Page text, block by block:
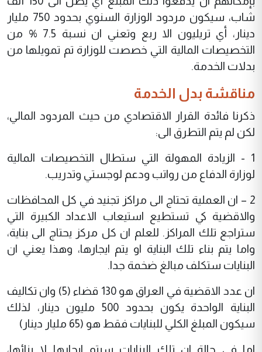
شاب، سيكون مردود الوزارة السنوي بحدود 750 مليار
دينار، أي تريليون الا ربع وتعني ان نسبة 7.5 % من
التخصيصات المالية التي خصصت للوزارة تم تمويلها من
بدلات الخدمة.
مناقشة بدل الخدمة
ذكرنا فائدة القرار الاقتصادي من حيث المردود المالي،
لكن لم يتم التطرق الى:
1 - الزيادة المهولة التي ستطال التخصيصات المالية
لوزارة الدفاع من رواتب ودعم لوجستي وتدريب.
2 – ان العملية تحتاج الى مراكز تجنيد في كل المحافظات
والاقضية كي تستطيع استيعاب الاعداد الكبيرة التي
ستراجع تلك المراكز. للعلم ان كل مركز يحتاج الى بناية،
واما يتم بناء تلك البناية او يتم ايجارها، وهذا يعني ان
البنايات ستكلف مبالغ ضخمة جدا.
ان عدد الاقضية في العراق هو 130 قضاء (5) وان تكاليف
البناية الواحدة يكون بحدود 500 مليون دينار، لذلك
سيكون المبلغ الكلي للبنايات فقط هو (65 مليار دينار)